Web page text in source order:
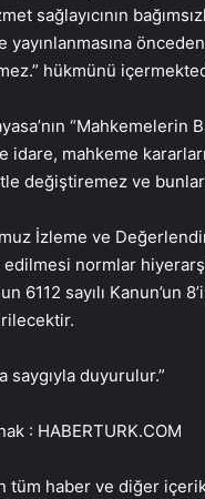
sağlayıcının
yayınlanmasına
hükmünü
“Mahkemelerin
idare, mahkeme
değiştiremez ve
İzleme ve
normlar
6112 sayılı Kanun’un
saygıyla duyurulur.”
: HABERTURK.COM
tüm haber ve diğer